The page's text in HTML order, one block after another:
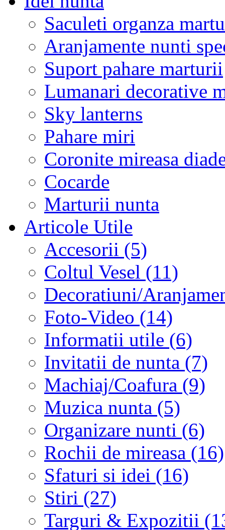
Saculeti organza
Aranjamente nunti
Suport pahare marturii
Lumanari decorative
Sky lanterns
Pahare miri
Coronite mireasa
Cocarde
Marturii nunta
Articole Utile
Accesorii (5)
Coltul Vesel (11)
Decoratiuni/
Foto-Video (14)
Informatii utile (6)
Invitatii de nunta (7)
Machiaj/Coafura (9)
Muzica nunta (5)
Organizare nunti (6)
Rochii de mireasa (16)
Sfaturi si idei (16)
Stiri (27)
Targuri & Expozitii